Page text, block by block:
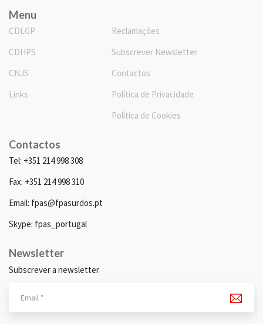
Menu
CDLGP
CDHPS
CNJS
Links
Reclamações
Subscrever Newsletter
Contactos
Política de Privacidade
Política de Cookies
Contactos
Tel: +351 214 998 308
Fax: +351 214 998 310
Email: fpas@fpasurdos.pt
Skype: fpas_portugal
Newsletter
Subscrever a newsletter